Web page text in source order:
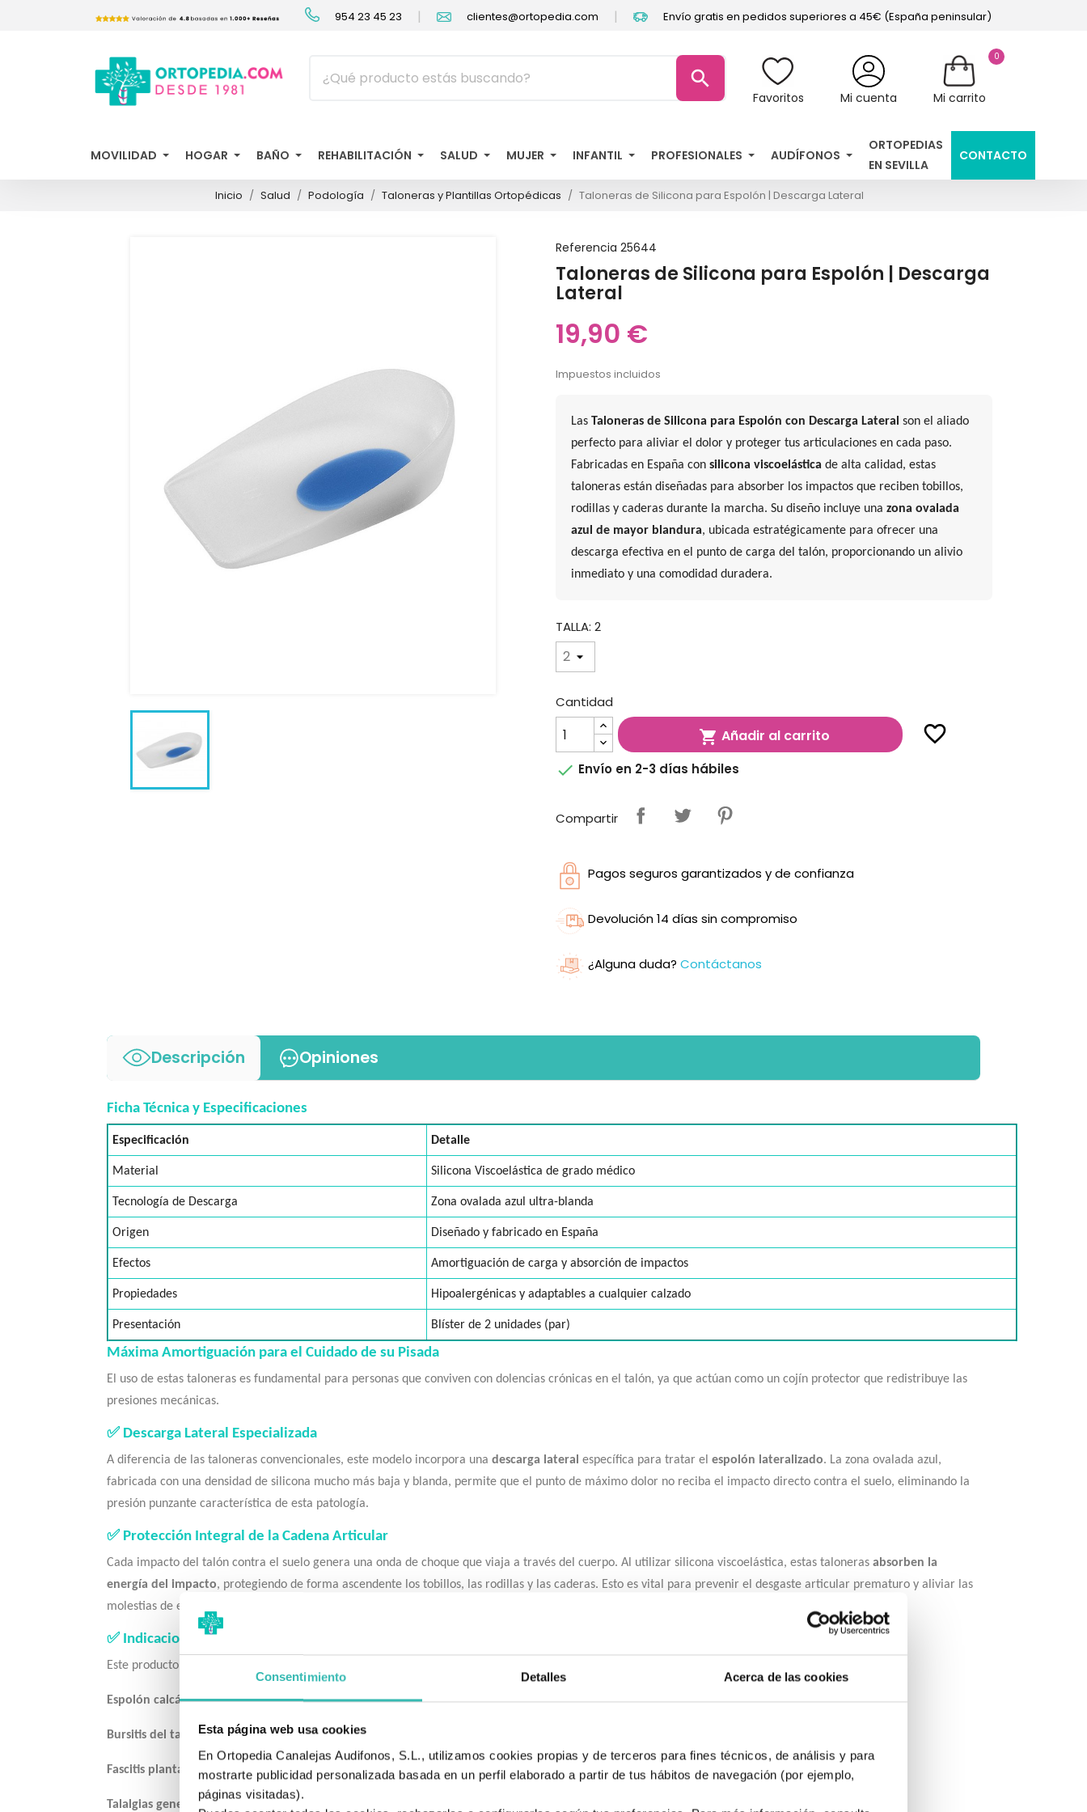
Consentimiento Detalles Acerca de las cookies
Esta página web usa cookies
En Ortopedia Canalejas Audifonos, S.L., utilizamos cookies propias y de terceros para fines técnicos, de análisis y para
mostrarte publicidad personalizada basada en un perfil elaborado a partir de tus hábitos de navegación (por ejemplo,
páginas visitadas).
954 23 45 23 | clientes@ortopedia.com | Envío gratis en pedidos superiores a 45€ (España peninsular)
search
0
Mi carrito
Mi cuenta
Favoritos
MOVILIDAD HOGAR BAÑO REHABILITACIÓN SALUD MUJER INFANTIL PROFESIONALES AUDÍFONOS
ORTOPEDIAS
EN SEVILLA
CONTACTO
Inicio Salud Podología Taloneras y Plantillas Ortopédicas Taloneras de Silicona para Espolón | Descarga Lateral
Referencia 25644
Taloneras de Silicona para Espolón | Descarga
Lateral
19,90 €
Impuestos incluidos
LasTaloneras de Silicona para Espolón con Descarga Lateral son el aliado
perfecto para aliviar el dolor y proteger tus articulaciones en cada paso.
Fabricadas en España consilicona viscoelástica de alta calidad, estas
taloneras están diseñadas para absorber los impactos que reciben tobillos,
rodillas y caderas durante la marcha. Su diseño incluye unazona ovalada
azul de mayor blandura, ubicada estratégicamente para ofrecer una
descarga efectiva en el punto de carga del talón, proporcionando un alivio
inmediato y una comodidad duradera.
TALLA: 2
Cantidad
 Añadir al carrito favorite_border
 Envío en 2-3 días hábiles
Compartir
Pagos seguros garantizados y de confianza
Devolución 14 días sin compromiso
¿Alguna duda? Contáctanos
Descripción Opiniones
Ficha Técnica y Especificaciones
Especificación Detalle
Material Silicona Viscoelástica de grado médico
Tecnología de Descarga Zona ovalada azul ultra-blanda
Origen Diseñado y fabricado en España
Efectos Amortiguación de carga y absorción de impactos
Propiedades Hipoalergénicas y adaptables a cualquier calzado
Presentación Blíster de 2 unidades (par)
Máxima Amortiguación para el Cuidado de su Pisada
El uso de estas taloneras es fundamental para personas que conviven con dolencias crónicas en el talón, ya que actúan como un cojín protector que redistribuye las
presiones mecánicas.
✅ Descarga Lateral Especializada
A diferencia de las taloneras convencionales, este modelo incorpora una descarga lateral específica para tratar el espolón lateralizado. La zona ovalada azul,
fabricada con una densidad de silicona mucho más baja y blanda, permite que el punto de máximo dolor no reciba el impacto directo contra el suelo, eliminando la
presión punzante característica de esta patología.
✅ Protección Integral de la Cadena Articular
Cada impacto del talón contra el suelo genera una onda de choque que viaja a través del cuerpo. Al utilizar silicona viscoelástica, estas taloneras absorben la
energía del impacto, protegiendo de forma ascendente los tobillos, las rodillas y las caderas. Esto es vital para prevenir el desgaste articular prematuro y aliviar las
molestias de espalda relacionadas con una mala pisada.
✅ Indicaciones Profilácticas
Este producto está especialmente indicado para uso profiláctico en:
Espolón calcáneo lateralizado:Desvía la presión del crecimiento óseo.
Bursitis del talón:Reduce la inflamación de las bolsas sinoviales por roce.
Fascitis plantar: Alivia la tensión en la fascia al elevar ligeramente el talón.
Talalgias generales: Dolor inespecífico derivado de largas jornadas de pie.